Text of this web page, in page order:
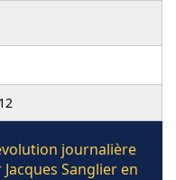
journalière
Sanglier en